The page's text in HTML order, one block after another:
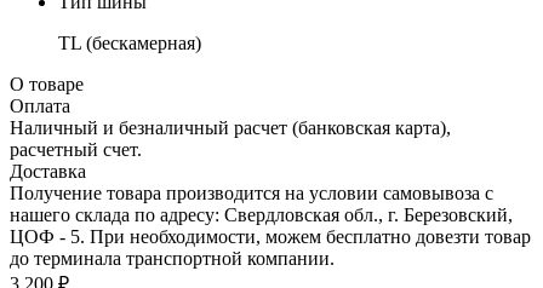
TL (бескамерная)
О товаре
Оплата
Наличный и безналичный расчет (банковская карта),
расчетный счет.
Доставка
Получение товара производится на условии самовывоза с
нашего склада по адресу: Свердловская обл., г. Березовский,
ЦОФ - 5. При необходимости, можем бесплатно довезти товар
до терминала транспортной компании.
3 200 ₽